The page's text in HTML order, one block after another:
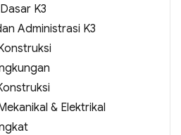
K3
Administrasi K3
& Elektrikal